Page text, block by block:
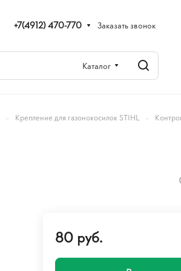
+7(4912) 470-770 Заказать звонок
Каталог
– Крепление для газонокосилок STIHL –
80 руб.